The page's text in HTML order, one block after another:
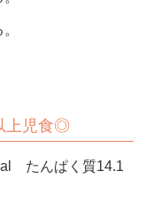
上児食◎
たんぱく質14.1